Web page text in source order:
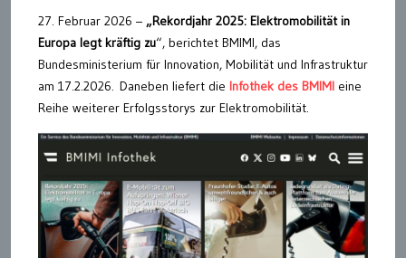
27. Februar 2026 – „Rekordjahr 2025: Elektromobilität in
Europa legt kräftig zu“, berichtet BMIMI, das
Bundesministerium für Innovation, Mobilität und Infrastruktur
am 17.2.2026. Daneben liefert die Infothek des BMIMI eine
Reihe weiterer Erfolgsstorys zur Elektromobilität.